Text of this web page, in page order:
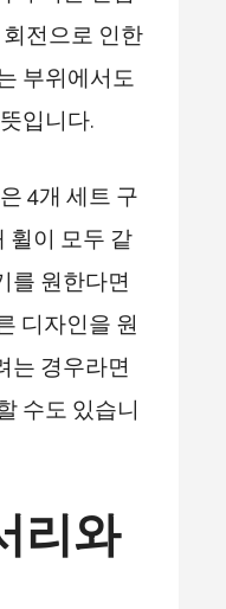
전으로 인한
부위에서도
입니다.
4개 세트 구
휠이 모두 같
를 원한다면
디자인을 원
는 경우라면
수도 있습니
리와